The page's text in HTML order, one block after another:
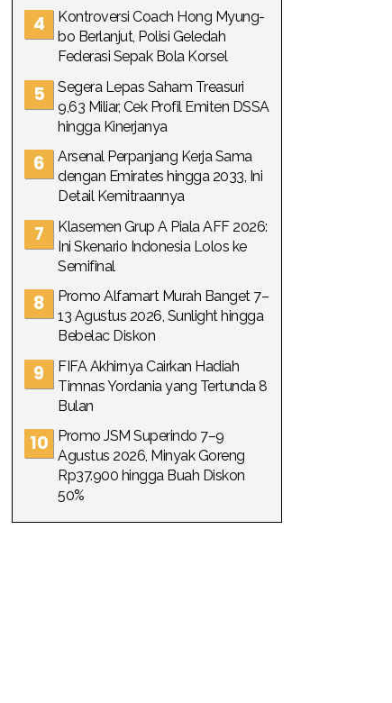
Kontroversi Coach Hong Myung-
bo Berlanjut, Polisi Geledah
Federasi Sepak Bola Korsel
Segera Lepas Saham Treasuri
9,63 Miliar, Cek Profil Emiten DSSA
hingga Kinerjanya
Arsenal Perpanjang Kerja Sama
dengan Emirates hingga 2033, Ini
Detail Kemitraannya
Klasemen Grup A Piala AFF 2026:
Ini Skenario Indonesia Lolos ke
Semifinal
Promo Alfamart Murah Banget 7–
13 Agustus 2026, Sunlight hingga
Bebelac Diskon
FIFA Akhirnya Cairkan Hadiah
Timnas Yordania yang Tertunda 8
Bulan
Promo JSM Superindo 7–9
Agustus 2026, Minyak Goreng
Rp37.900 hingga Buah Diskon
50%